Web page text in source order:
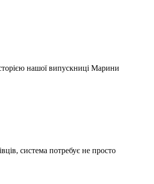
нашої випускниці Марини
система потребує не просто